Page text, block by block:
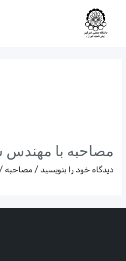
محتوا
مصاحبه با مهندس
دیدگاه‌ خود را بنویسید / مصاحبه